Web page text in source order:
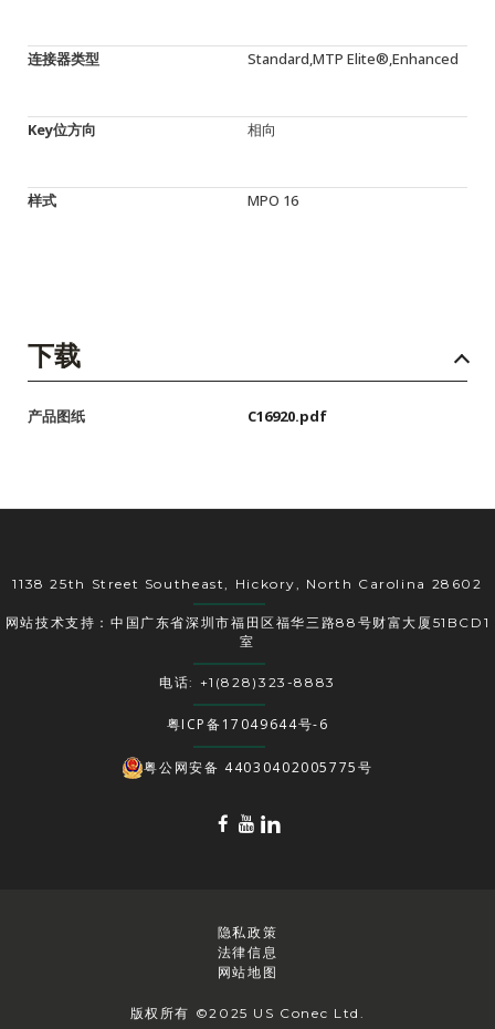
连接器类型 Standard,MTP Elite®,Enhanced
Key位方向 相向
样式 MPO 16
下载
产品图纸 C16920.pdf
1138 25th Street Southeast, Hickory, North Carolina 28602
网站技术支持：中国广东省深圳市福田区福华三路88号财富大厦51BCD1
室
电话: +1(828)323-8883
粤ICP备17049644号-6
粤公网安备 44030402005775号
版权所有 ©2025 US Conec Ltd.
隐私政策
法律信息
网站地图